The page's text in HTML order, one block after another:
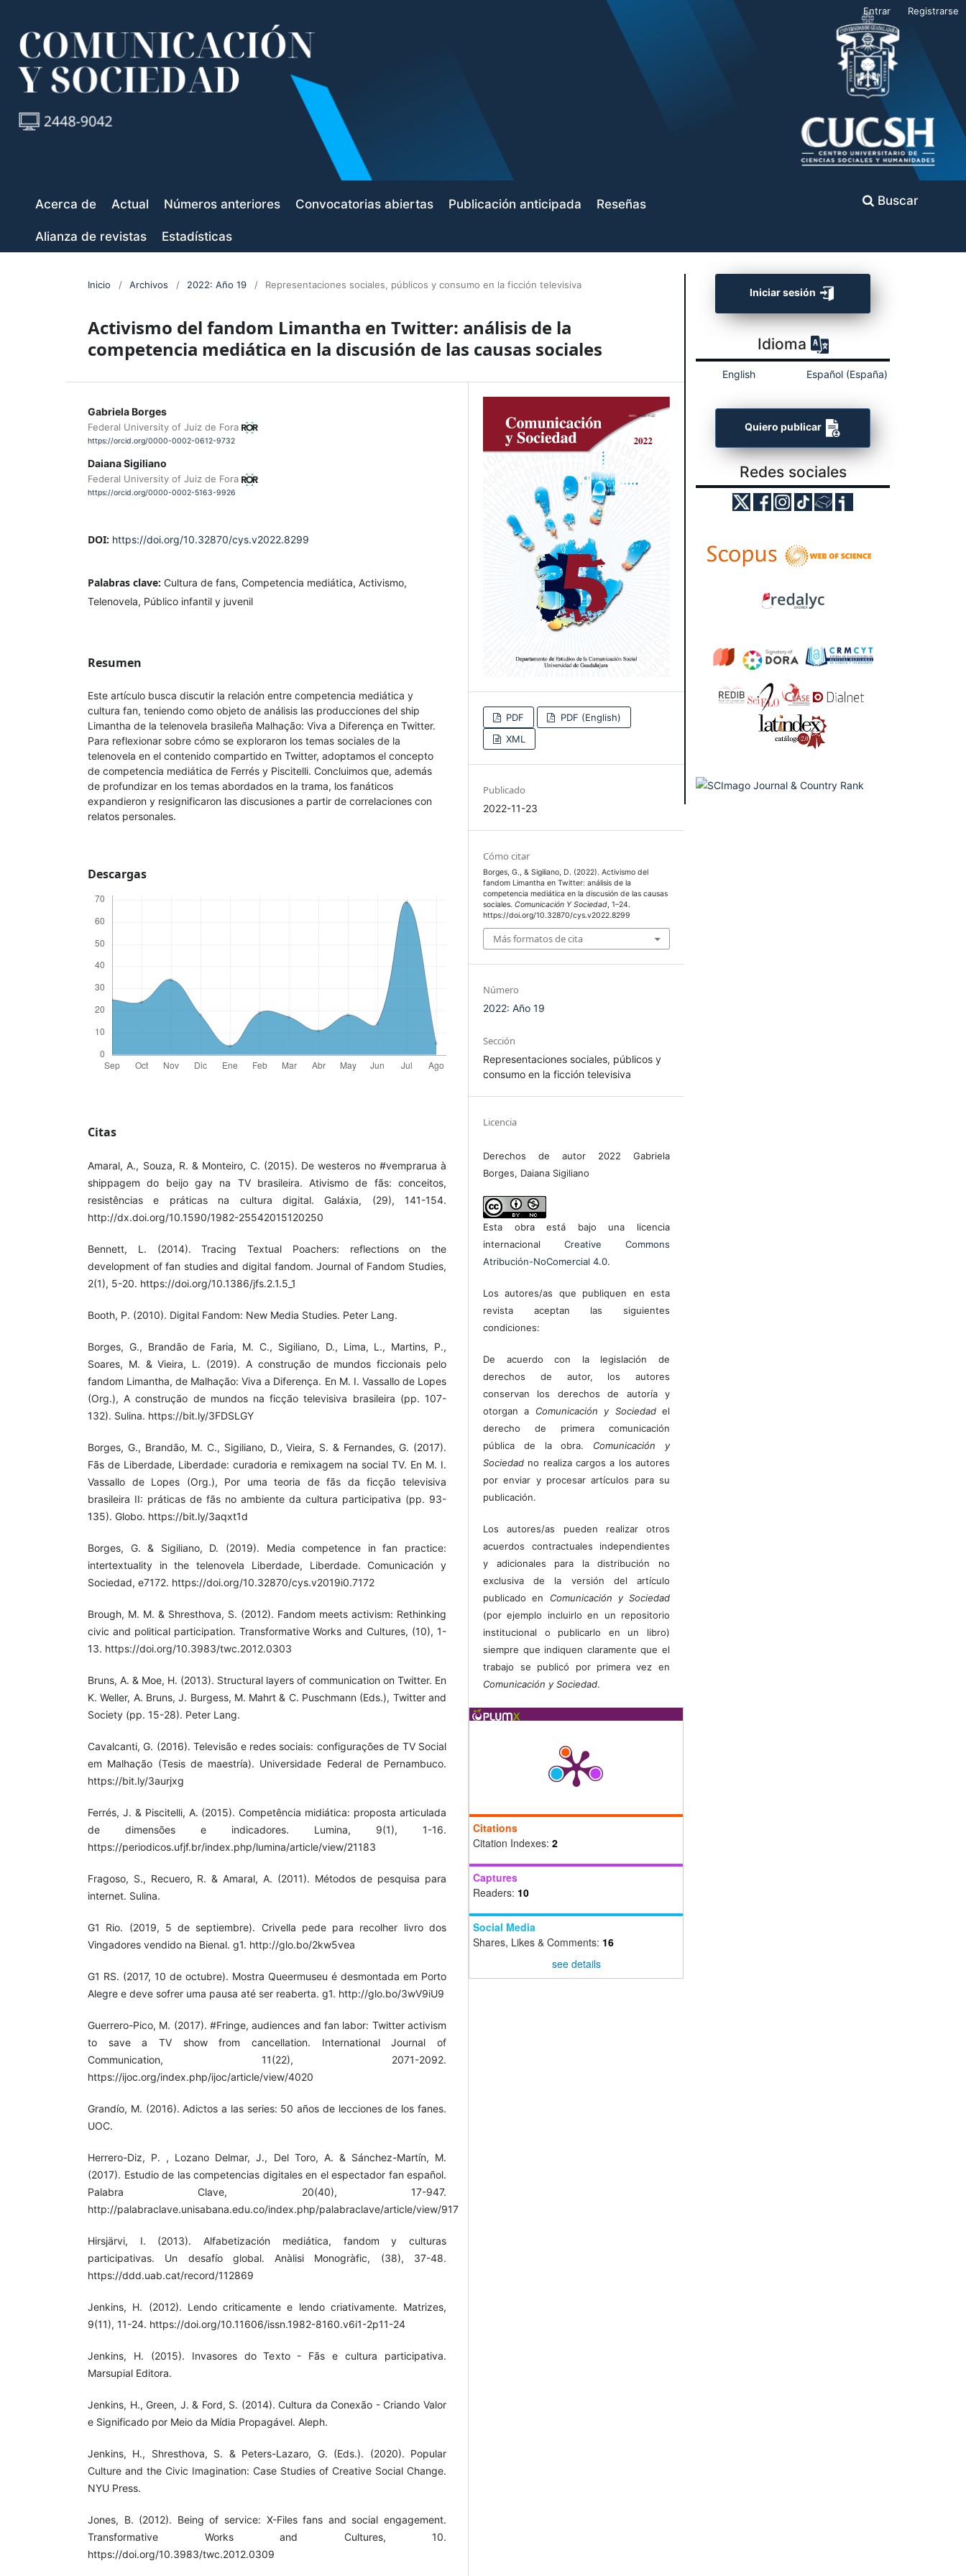
Acerca de Actual Números anteriores Convocatorias abiertas Publicación anticipada Reseñas
Alianza de revistas Estadísticas
Buscar
Entrar Registrarse
Inicio / Archivos / 2022: Año 19 / Representaciones sociales, públicos y consumo en la ficción televisiva
Activismo del fandom Limantha en Twitter: análisis de la
competencia mediática en la discusión de las causas sociales
Gabriela Borges
Federal University of Juiz de Fora
https://orcid.org/0000-0002-0612-9732
Daiana Sigiliano
Federal University of Juiz de Fora
https://orcid.org/0000-0002-5163-9926
DOI: https://doi.org/10.32870/cys.v2022.8299
Palabras clave: Cultura de fans, Competencia mediática, Activismo,
Telenovela, Público infantil y juvenil
Resumen
Este artículo busca discutir la relación entre competencia mediática y
cultura fan, teniendo como objeto de análisis las producciones del ship
Limantha de la telenovela brasileña Malhação: Viva a Diferença en Twitter.
Para reflexionar sobre cómo se exploraron los temas sociales de la
telenovela en el contenido compartido en Twitter, adoptamos el concepto
de competencia mediática de Ferrés y Piscitelli. Concluimos que, además
de profundizar en los temas abordados en la trama, los fanáticos
expandieron y resignificaron las discusiones a partir de correlaciones con
relatos personales.
Descargas
Citas
Amaral, A., Souza, R. & Monteiro, C. (2015). De westeros no #vemprarua à
shippagem do beijo gay na TV brasileira. Ativismo de fãs: conceitos,
resistências e práticas na cultura digital. Galáxia, (29), 141-154.
http://dx.doi.org/10.1590/1982-25542015120250
Bennett, L. (2014). Tracing Textual Poachers: reflections on the
development of fan studies and digital fandom. Journal of Fandom Studies,
2(1), 5-20. https://doi.org/10.1386/jfs.2.1.5_1
Booth, P. (2010). Digital Fandom: New Media Studies. Peter Lang.
Borges, G., Brandão de Faria, M. C., Sigiliano, D., Lima, L., Martins, P.,
Soares, M. & Vieira, L. (2019). A construção de mundos ficcionais pelo
fandom Limantha, de Malhação: Viva a Diferença. En M. I. Vassallo de Lopes
(Org.), A construção de mundos na ficção televisiva brasileira (pp. 107-
132). Sulina. https://bit.ly/3FDSLGY
Borges, G., Brandão, M. C., Sigiliano, D., Vieira, S. & Fernandes, G. (2017).
Fãs de Liberdade, Liberdade: curadoria e remixagem na social TV. En M. I.
Vassallo de Lopes (Org.), Por uma teoria de fãs da ficção televisiva
brasileira II: práticas de fãs no ambiente da cultura participativa (pp. 93-
135). Globo. https://bit.ly/3aqxt1d
Borges, G. & Sigiliano, D. (2019). Media competence in fan practice:
intertextuality in the telenovela Liberdade, Liberdade. Comunicación y
Sociedad, e7172. https://doi.org/10.32870/cys.v2019i0.7172
Brough, M. M. & Shresthova, S. (2012). Fandom meets activism: Rethinking
civic and political participation. Transformative Works and Cultures, (10), 1-
13. https://doi.org/10.3983/twc.2012.0303
Bruns, A. & Moe, H. (2013). Structural layers of communication on Twitter. En
K. Weller, A. Bruns, J. Burgess, M. Mahrt & C. Puschmann (Eds.), Twitter and
Society (pp. 15-28). Peter Lang.
Cavalcanti, G. (2016). Televisão e redes sociais: configurações de TV Social
em Malhação (Tesis de maestría). Universidade Federal de Pernambuco.
https://bit.ly/3aurjxg
Ferrés, J. & Piscitelli, A. (2015). Competência midiática: proposta articulada
de dimensões e indicadores. Lumina, 9(1), 1-16.
https://periodicos.ufjf.br/index.php/lumina/article/view/21183
Fragoso, S., Recuero, R. & Amaral, A. (2011). Métodos de pesquisa para
internet. Sulina.
G1 Rio. (2019, 5 de septiembre). Crivella pede para recolher livro dos
Vingadores vendido na Bienal. g1. http://glo.bo/2kw5vea
G1 RS. (2017, 10 de octubre). Mostra Queermuseu é desmontada em Porto
Alegre e deve sofrer uma pausa até ser reaberta. g1. http://glo.bo/3wV9iU9
Guerrero-Pico, M. (2017). #Fringe, audiences and fan labor: Twitter activism
to save a TV show from cancellation. International Journal of
Communication, 11(22), 2071-2092.
https://ijoc.org/index.php/ijoc/article/view/4020
Grandío, M. (2016). Adictos a las series: 50 años de lecciones de los fanes.
UOC.
Herrero-Diz, P. , Lozano Delmar, J., Del Toro, A. & Sánchez-Martín, M.
(2017). Estudio de las competencias digitales en el espectador fan español.
Palabra Clave, 20(40), 17-947.
http://palabraclave.unisabana.edu.co/index.php/palabraclave/article/view/917
Hirsjärvi, I. (2013). Alfabetización mediática, fandom y culturas
participativas. Un desafío global. Anàlisi Monogràfic, (38), 37-48.
https://ddd.uab.cat/record/112869
Jenkins, H. (2012). Lendo criticamente e lendo criativamente. Matrizes,
9(11), 11-24. https://doi.org/10.11606/issn.1982-8160.v6i1-2p11-24
Jenkins, H. (2015). Invasores do Texto - Fãs e cultura participativa.
Marsupial Editora.
Jenkins, H., Green, J. & Ford, S. (2014). Cultura da Conexão - Criando Valor
e Significado por Meio da Mídia Propagável. Aleph.
Jenkins, H., Shresthova, S. & Peters-Lazaro, G. (Eds.). (2020). Popular
Culture and the Civic Imagination: Case Studies of Creative Social Change.
NYU Press.
Jones, B. (2012). Being of service: X-Files fans and social engagement.
Transformative Works and Cultures, 10.
https://doi.org/10.3983/twc.2012.0309
PDF
PDF (English)
XML
Publicado
2022-11-23
Cómo citar
Borges, G., & Sigiliano, D. (2022). Activismo del
fandom Limantha en Twitter: análisis de la
competencia mediática en la discusión de las causas
sociales.Comunicación Y Sociedad, 1–24.
https://doi.org/10.32870/cys.v2022.8299
Más formatos de cita
Número
2022: Año 19
Sección
Representaciones sociales, públicos y
consumo en la ficción televisiva
Licencia
Derechos de autor 2022 Gabriela
Borges, Daiana Sigiliano
Esta obra está bajo una licencia
internacional Creative Commons
Atribución-NoComercial 4.0.
Los autores/as que publiquen en esta
revista aceptan las siguientes
condiciones:
De acuerdo con la legislación de
derechos de autor, los autores
conservan los derechos de autoría y
otorgan a Comunicación y Sociedadel
derecho de primera comunicación
pública de la obra. Comunicación y
Sociedad no realiza cargos a los autores
por enviar y procesar artículos para su
publicación.
Los autores/as pueden realizar otros
acuerdos contractuales independientes
y adicionales para la distribución no
exclusiva de la versión del artículo
publicado en Comunicación y Sociedad
(por ejemplo incluirlo en un repositorio
institucional o publicarlo en un libro)
siempre que indiquen claramente que el
trabajo se publicó por primera vez en
Comunicación y Sociedad.
Citations
Citation Indexes: 2
Captures
Readers: 10
Social Media
Shares, Likes & Comments: 16
see details
Iniciar sesión
Idioma
English Español (España)
Quiero publicar
Redes sociales